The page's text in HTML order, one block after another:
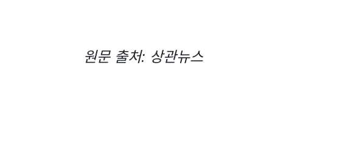
원문 출처: 상관뉴스